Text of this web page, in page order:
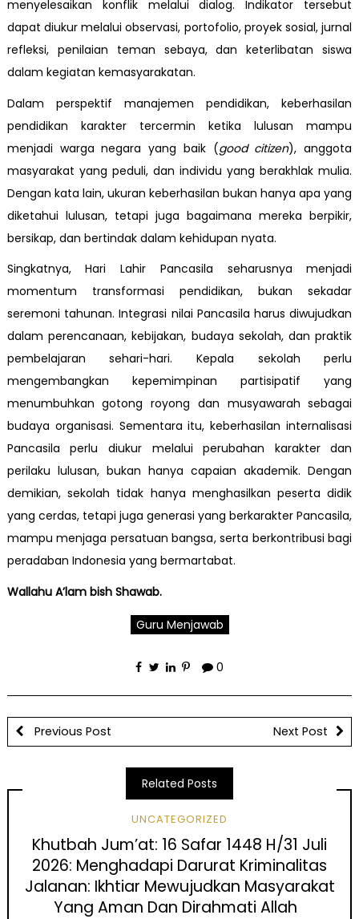
menyelesaikan konflik melalui dialog. Indikator tersebut
dapat diukur melalui observasi, portofolio, proyek sosial, jurnal
refleksi, penilaian teman sebaya, dan keterlibatan siswa
dalam kegiatan kemasyarakatan.
Dalam perspektif manajemen pendidikan, keberhasilan
pendidikan karakter tercermin ketika lulusan mampu
menjadi warga negara yang baik (good citizen), anggota
masyarakat yang peduli, dan individu yang berakhlak mulia.
Dengan kata lain, ukuran keberhasilan bukan hanya apa yang
diketahui lulusan, tetapi juga bagaimana mereka berpikir,
bersikap, dan bertindak dalam kehidupan nyata.
Singkatnya, Hari Lahir Pancasila seharusnya menjadi
momentum transformasi pendidikan, bukan sekadar
seremoni tahunan. Integrasi nilai Pancasila harus diwujudkan
dalam perencanaan, kebijakan, budaya sekolah, dan praktik
pembelajaran sehari-hari. Kepala sekolah perlu
mengembangkan kepemimpinan partisipatif yang
menumbuhkan gotong royong dan musyawarah sebagai
budaya organisasi. Sementara itu, keberhasilan internalisasi
Pancasila perlu diukur melalui perubahan karakter dan
perilaku lulusan, bukan hanya capaian akademik. Dengan
demikian, sekolah tidak hanya menghasilkan peserta didik
yang cerdas, tetapi juga generasi yang berkarakter Pancasila,
mampu menjaga persatuan bangsa, serta berkontribusi bagi
peradaban Indonesia yang bermartabat.
Wallahu A’lam bish Shawab.
Guru Menjawab
0
Previous Post Next Post
Related Posts
UNCATEGORIZED
Khutbah Jum’at: 16 Safar 1448 H/31 Juli
2026: Menghadapi Darurat Kriminalitas
Jalanan: Ikhtiar Mewujudkan Masyarakat
Yang Aman Dan Dirahmati Allah